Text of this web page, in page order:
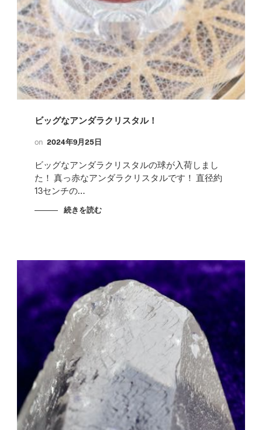
ビッグなアンダラクリスタル！
on 2024年9月25日
ビッグなアンダラクリスタルの球が入荷しまし
た！ 真っ赤なアンダラクリスタルです！ 直径約
13センチの…
続きを読む